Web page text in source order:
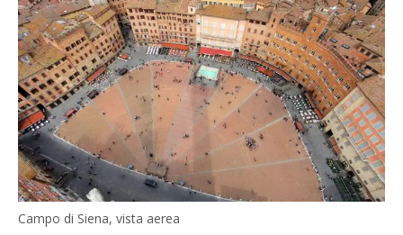
Campo di Siena, vista aerea